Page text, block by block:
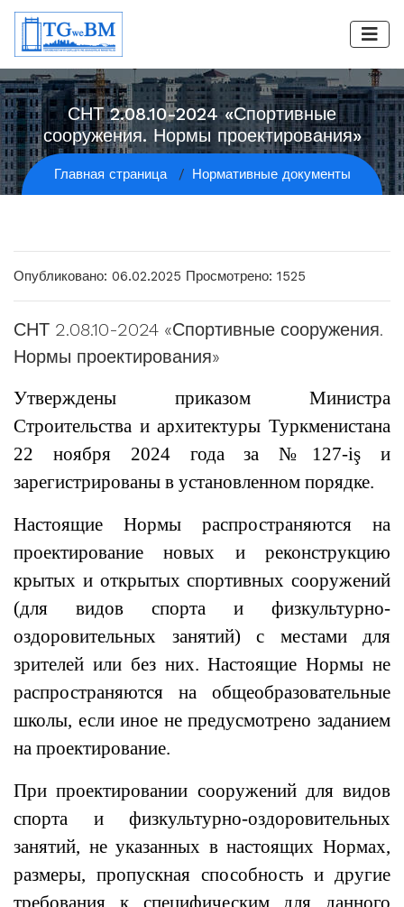
СНТ 2.08.10-2024 «Спортивные
сооружения. Нормы проектирования»
Главная страница Нормативные документы
Опубликовано: 06.02.2025 Просмотрено: 1525
СНТ 2.08.10-2024 «Спортивные сооружения.
Нормы проектирования»
Утверждены приказом Министра
Строительства и архитектуры Туркменистана
22 ноября 2024 года за №127-iş и
зарегистрированы в установленном порядке.
Настоящие Нормы распространяются на
проектирование новых и реконструкцию
крытых и открытых спортивных сооружений
(для видов спорта и физкультурно-
оздоровительных занятий) с местами для
зрителей или без них. Настоящие Нормы не
распространяются на общеобразовательные
школы, если иное не предусмотрено заданием
на проектирование.
При проектировании сооружений для видов
спорта и физкультурно-оздоровительных
занятий, не указанных в настоящих Нормах,
размеры, пропускная способность и другие
требования к специфическим для данного